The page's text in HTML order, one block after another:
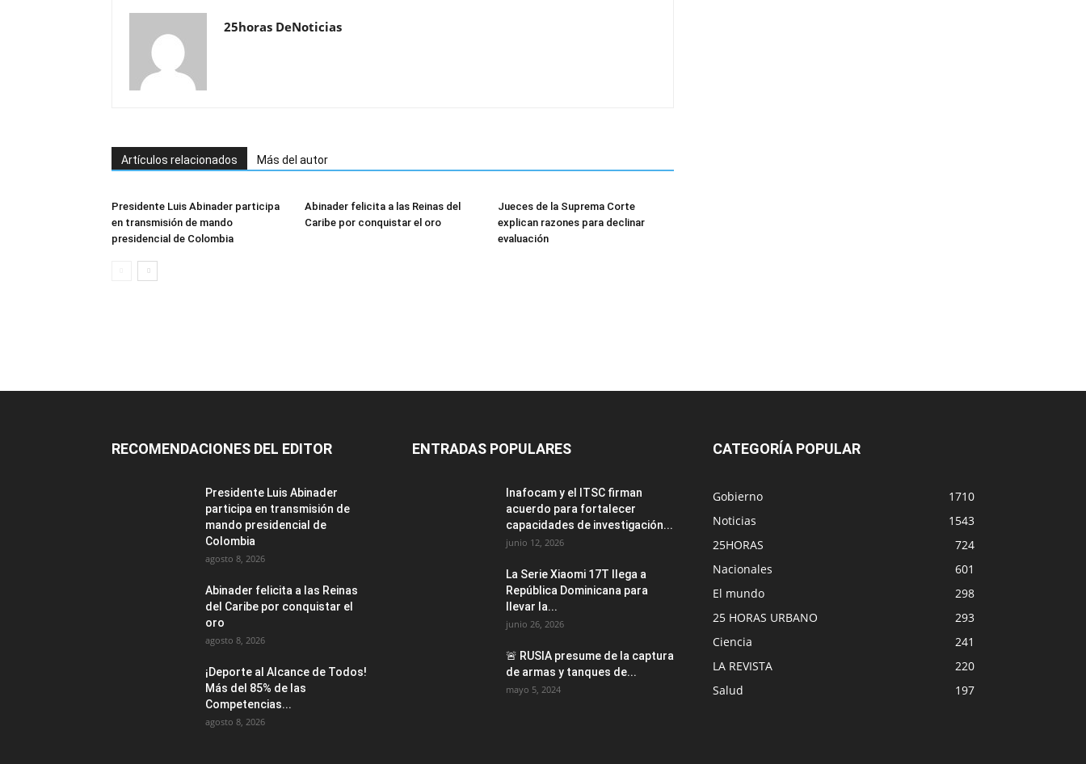
25horas DeNoticias
Artículos relacionados Más del autor
Presidente Luis Abinader participa
en transmisión de mando
presidencial de Colombia
Abinader felicita a las Reinas del
Caribe por conquistar el oro
Jueces de la Suprema Corte
explican razones para declinar
evaluación
RECOMENDACIONES DEL EDITOR
Presidente Luis Abinader
participa en transmisión de
mando presidencial de
Colombia
agosto 8, 2026
Abinader felicita a las Reinas
del Caribe por conquistar el
oro
agosto 8, 2026
¡Deporte al Alcance de Todos!
Más del 85% de las
Competencias...
agosto 8, 2026
ENTRADAS POPULARES
Inafocam y el ITSC firman
acuerdo para fortalecer
capacidades de investigación...
junio 12, 2026
La Serie Xiaomi 17T llega a
República Dominicana para
llevar la...
junio 26, 2026
🚨 RUSIA presume de la captura
de armas y tanques de...
mayo 5, 2024
CATEGORÍA POPULAR
Gobierno
1710
Noticias
1543
25HORAS
724
Nacionales
601
El mundo
298
25 HORAS URBANO
293
Ciencia
241
LA REVISTA
220
Salud
197